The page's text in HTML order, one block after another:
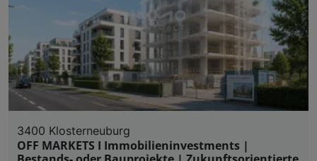
3400 Klosterneuburg
OFF MARKETS I Immobilieninvestments |